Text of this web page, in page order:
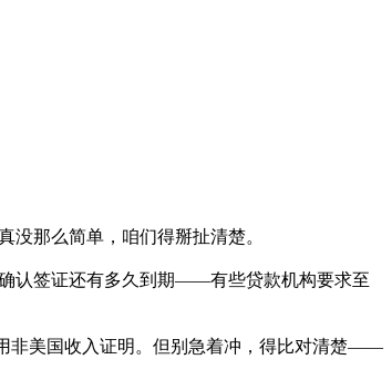
那么简单，咱们得掰扯清楚。
认签证还有多久到期——有些贷款机构要求至
非美国收入证明。但别急着冲，得比对清楚——